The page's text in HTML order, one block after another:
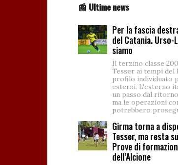
📰 Ultime news
Per la fascia
del Catania. Urso-
siamo
Il terzino classe
Tesser ai tempi del
profilo individuato
esterni. L'esterno
un passo dal
ma le operazioni
potrebbero
Girma torna a
Tesser, ma resta
Prove di
dell’Alcione